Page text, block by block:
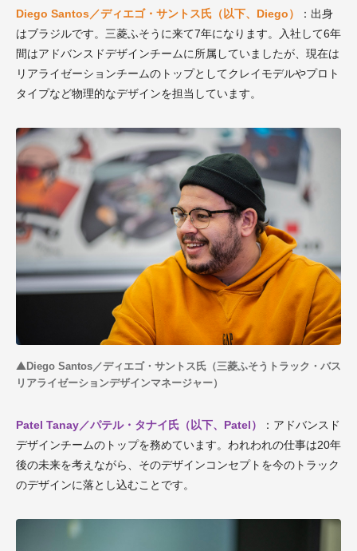
Diego Santos／ディエゴ・サントス氏（以下、Diego）
：出身
はブラジルです。三菱ふそうに来て7年になります。入社して6年
間はアドバンスドデザインチームに所属していましたが、現在は
リアライゼーションチームのトップとしてクレイモデルやプロト
タイプなど物理的なデザインを担当しています。
▲Diego Santos／ディエゴ・サントス氏（三菱ふそうトラック・バス
リアライゼーションデザインマネージャー）
Patel Tanay／パテル・タナイ氏（以下、Patel）
：アドバンスド
デザインチームのトップを務めています。われわれの仕事は20年
後の未来を考えながら、そのデザインコンセプトを今のトラック
のデザインに落とし込むことです。